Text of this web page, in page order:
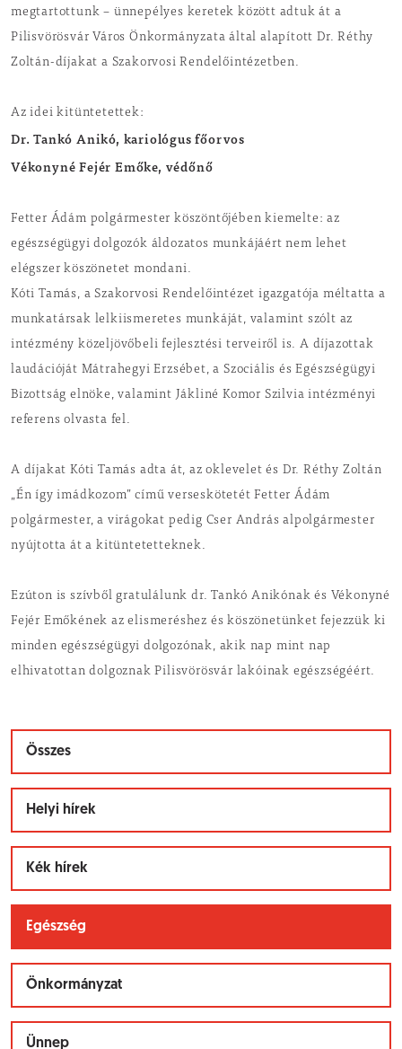
megtartottunk – ünnepélyes keretek között adtuk át a
Pilisvörösvár Város Önkormányzata által alapított Dr. Réthy
Zoltán-díjakat a Szakorvosi Rendelőintézetben.
Az idei kitüntetettek:
Dr. Tankó Anikó, kariológus főorvos
Vékonyné Fejér Emőke, védőnő
Fetter Ádám polgármester köszöntőjében kiemelte: az
egészségügyi dolgozók áldozatos munkájáért nem lehet
elégszer köszönetet mondani.
Kóti Tamás, a Szakorvosi Rendelőintézet igazgatója méltatta a
munkatársak lelkiismeretes munkáját, valamint szólt az
intézmény közeljövőbeli fejlesztési terveiről is. A díjazottak
laudációját Mátrahegyi Erzsébet, a Szociális és Egészségügyi
Bizottság elnöke, valamint Jákliné Komor Szilvia intézményi
referens olvasta fel.
A díjakat Kóti Tamás adta át, az oklevelet és Dr. Réthy Zoltán
„Én így imádkozom” című verseskötetét Fetter Ádám
polgármester, a virágokat pedig Cser András alpolgármester
nyújtotta át a kitüntetetteknek.
Ezúton is szívből gratulálunk dr. Tankó Anikónak és Vékonyné
Fejér Emőkének az elismeréshez és köszönetünket fejezzük ki
minden egészségügyi dolgozónak, akik nap mint nap
elhivatottan dolgoznak Pilisvörösvár lakóinak egészségéért.
Összes
Helyi hírek
Kék hírek
Egészség
Önkormányzat
Ünnep